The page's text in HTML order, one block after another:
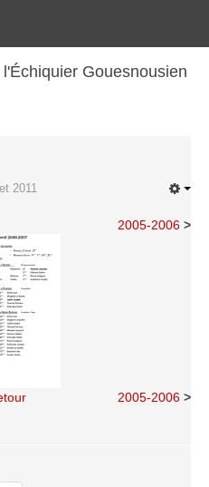
Gouesnousien
2011
2005-2006 >
2005-2006 >